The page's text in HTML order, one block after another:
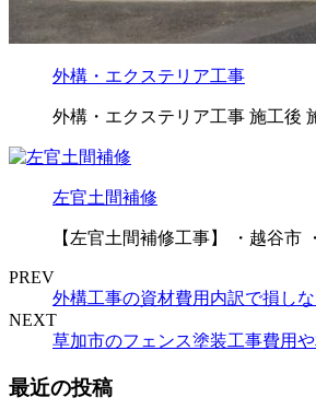
外構・エクステリア工事
外構・エクステリア工事 施工後
左官土間補修
【左官土間補修工事】 ・越谷
PREV
外構工事の資材費用内訳で損し
NEXT
草加市のフェンス塗装工事費用
最近の投稿